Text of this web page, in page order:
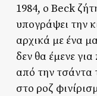
1984, ο Beck
υπογράψει την
αρχικά με ένα
δεν θα έμενε
από την τσάντα
στο ροζ